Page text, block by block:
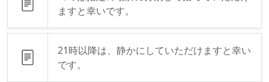
ますと幸いです。
21時以降は、静かにしていただけますと幸い
です。